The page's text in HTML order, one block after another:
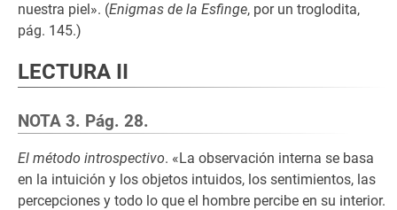
nuestra piel». (Enigmas de la Esfinge, por un troglodita,
pág. 145.)
LECTURA II
NOTA 3. Pág. 28.
El método introspectivo. «La observación interna se basa
en la intuición y los objetos intuidos, los sentimientos, las
percepciones y todo lo que el hombre percibe en su interior.